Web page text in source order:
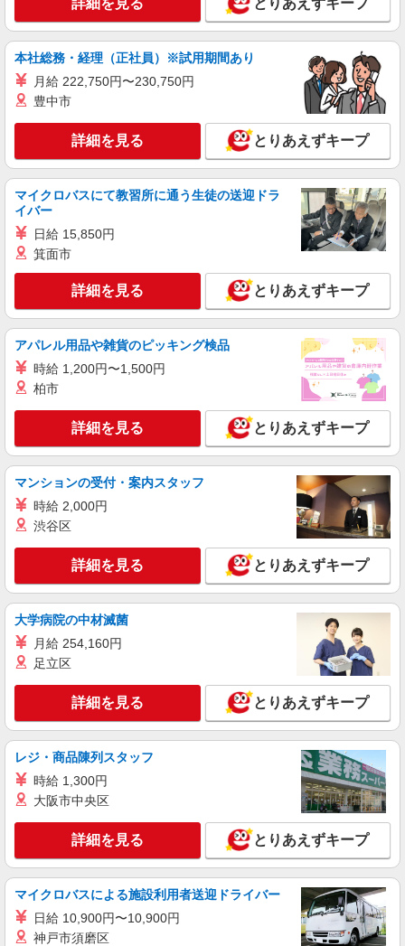
時給1,235円
キープ 詳細を見る
ライフ奥戸店（店舗コード873）
日用雑貨
時給1,260円以上 高校生 時給1,235円
ライフ奥戸店 東京都葛飾区奥戸3-23-19
詳細を見る
ベーカリー
時給1,235円以上
ライフ水元店 東京都葛飾区水元2-11-5
キープ 詳細を見る
パート
ライフ奥戸街道店（店舗コード877）
ベーカリー
ライフ奥戸街道店 東京都葛飾区奥戸2-14-25
キープ 詳細を見る
アルバイト
ライフ奥戸店（店舗コード873）
時給1,260円 高校生 時給1,235円
ライフ奥戸店 東京都葛飾区奥戸3-23-19
キープ 詳細を見る
アルバイト
生活協同組合コープみらい コープ亀有店
閉店業務（高校生不可）
時給1595円〜 ※時間・曜日による 時給1595
円〜
東京都葛飾区亀有2-15-4
キープ 詳細を見る
詳細を見る とりあえずキープ
本社総務・経理（正社員）※試用期間あり
月給 222,750円〜230,750円
豊中市
詳細を見る とりあえずキープ
マイクロバスにて教習所に通う生徒の送迎ドラ
イバー
日給 15,850円
箕面市
詳細を見る とりあえずキープ
アパレル用品や雑貨のピッキング検品
時給 1,200円〜1,500円
柏市
詳細を見る とりあえずキープ
マンションの受付・案内スタッフ
時給 2,000円
渋谷区
詳細を見る とりあえずキープ
大学病院の中材滅菌
月給 254,160円
足立区
詳細を見る とりあえずキープ
レジ・商品陳列スタッフ
時給 1,300円
大阪市中央区
詳細を見る とりあえずキープ
マイクロバスによる施設利用者送迎ドライバー
日給 10,900円〜10,900円
神戸市須磨区